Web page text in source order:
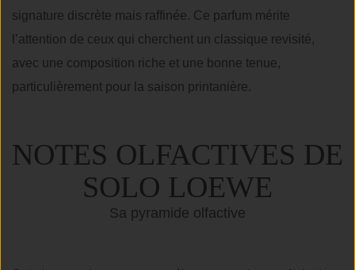
signature discrète mais raffinée. Ce parfum mérite
l’attention de ceux qui cherchent un classique revisité,
avec une composition riche et une bonne tenue,
particulièrement pour la saison printanière.
NOTES OLFACTIVES DE
SOLO LOEWE
Sa pyramide olfactive